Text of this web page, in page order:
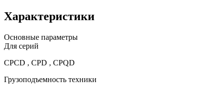
Характеристики
Основные параметры
Для серий
CPCD , CPD , CPQD
Грузоподъемность техники